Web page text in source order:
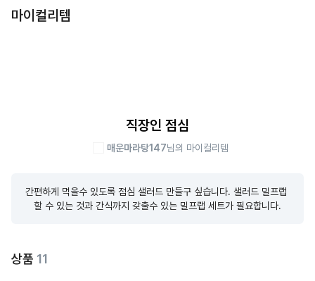
마이컬리템
직장인 점심
매운마라탕147님의 마이컬리템
간편하게 먹을수 있도록 점심 샐러드 만들구 싶습니다. 샐러드 밀프랩
할 수 있는 것과 간식까지 갖출수 있는 밀프랩 세트가 필요합니다.
상품 11